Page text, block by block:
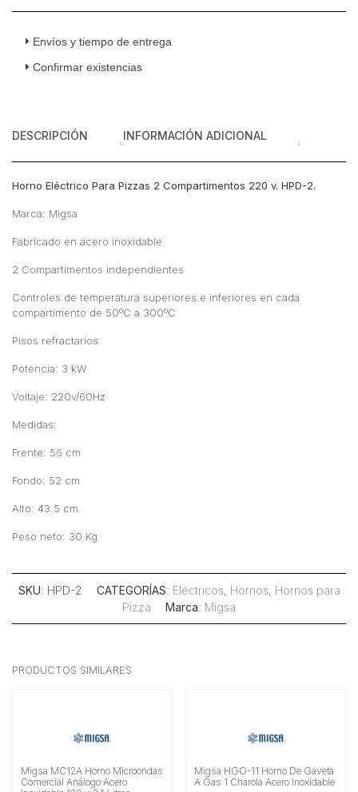
Pizzas
Compartimentos
Inoxidable
Envíos y tiempo de entrega
Confirmar existencias
DESCRIPCIÓN INFORMACIÓN ADICIONAL
Horno Eléctrico Para Pizzas 2 Compartimentos 220 v. HPD-2.
Marca: Migsa
Fabricado en acero inoxidable
2 Compartimentos independientes
Controles de temperatura superiores e inferiores en cada
compartimento de 50ºC a 300ºC
Pisos refractarios
Potencia: 3 kW
Voltaje: 220v/60Hz
Medidas:
Frente: 56 cm
Fondo: 52 cm
Alto: 43.5 cm
Peso neto: 30 Kg
SKU: HPD-2 CATEGORÍAS: Eléctricos, Hornos, Hornos para
Pizza
Marca: Migsa
PRODUCTOS SIMILARES
Migsa MC12A Horno Microondas
Comercial Análogo Acero
Migsa HGO-11 Horno De Gaveta
A Gas 1 Charola Acero Inoxidable